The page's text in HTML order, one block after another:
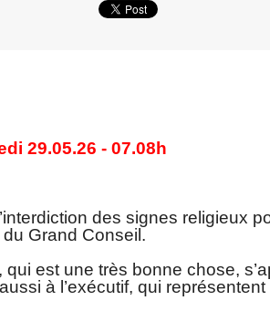
29.05.26 - 07.08h
des signes religieux
Grand Conseil.
qui est une très bonne chose,
à l’exécutif, qui représentent